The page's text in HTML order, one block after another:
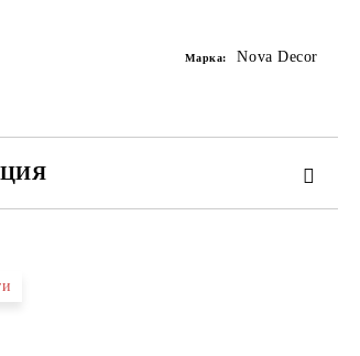
Марка: Nova Decor